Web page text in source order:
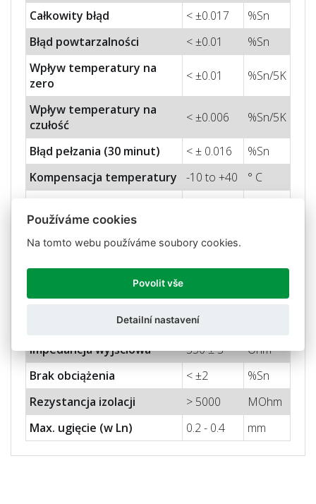
Całkowity błąd < ±0.017
%Sn
Błąd powtarzalności
< ±0.01
%Sn
Wpływ temperatury na
zero
< ±0.01 %Sn/5K
Wpływ temperatury na
czułość
< ±0.006 %Sn/5K
Błąd pełzania (30 minut) < ± 0.016
%Sn
Kompensacja temperatury
-10 to +40
° C
Nominalna czułość (Sn)
wejściowe
Max.napięcie wejściowe 15
V
Impedancja wejściowa
400 ± 20
Impedancja wyjściowa
350 ± 3
Ohm
Brak obciążenia
< ±2
%Sn
Rezystancja izolacji
> 5000
MOhm
Max. ugięcie (w Ln) 0.2 - 0.4 mm
Používáme cookies
Na tomto webu používáme soubory cookies.
Povolit vše
Detailní nastavení